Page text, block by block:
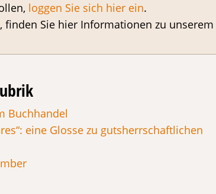
loggen Sie sich hier ein.
finden Sie hier Informationen zu unserem
Buchhandel
eine Glosse zu gutsherrschaftlichen